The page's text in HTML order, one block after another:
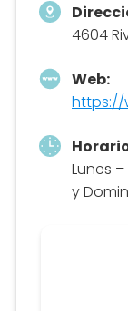
4604
Web:
https://
Lunes
y